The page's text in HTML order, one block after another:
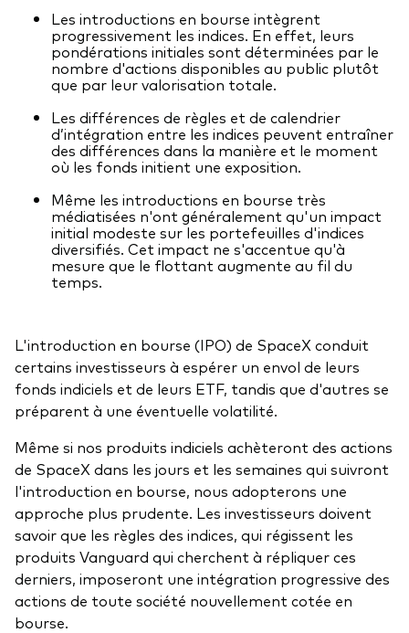
Multi-actifs
Obligations
Obligations active
Comment investir avec nous
Investir avec Vanguard
Documents juridiques
Gérance des placements
Les introductions en bourse intègrent
progressivement les indices. En effet, leurs
pondérations initiales sont déterminées par le
nombre d'actions disponibles au public plutôt
que par leur valorisation totale.
Les différences de règles et de calendrier
d’intégration entre les indices peuvent entraîner
des différences dans la manière et le moment
où les fonds initient une exposition.
Même les introductions en bourse très
médiatisées n'ont généralement qu'un impact
initial modeste sur les portefeuilles d'indices
diversifiés. Cet impact ne s'accentue qu'à
mesure que le flottant augmente au fil du
temps.
L'introduction en bourse (IPO) de SpaceX conduit
certains investisseurs à espérer un envol de leurs
fonds indiciels et de leurs ETF, tandis que d'autres se
préparent à une éventuelle volatilité.
Même si nos produits indiciels achèteront des actions
de SpaceX dans les jours et les semaines qui suivront
l'introduction en bourse, nous adopterons une
approche plus prudente. Les investisseurs doivent
savoir que les règles des indices, qui régissent les
produits Vanguard qui cherchent à répliquer ces
derniers, imposeront une intégration progressive des
actions de toute société nouvellement cotée en
bourse.